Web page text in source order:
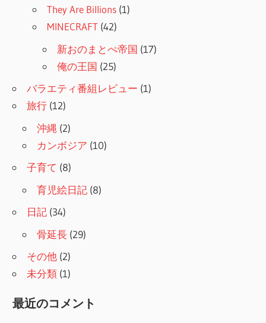
They Are Billions (1)
MINECRAFT (42)
新おのまとぺ帝国 (17)
俺の王国 (25)
バラエティ番組レビュー (1)
旅行 (12)
沖縄 (2)
カンボジア (10)
子育て (8)
育児絵日記 (8)
日記 (34)
骨延長 (29)
その他 (2)
未分類 (1)
最近のコメント